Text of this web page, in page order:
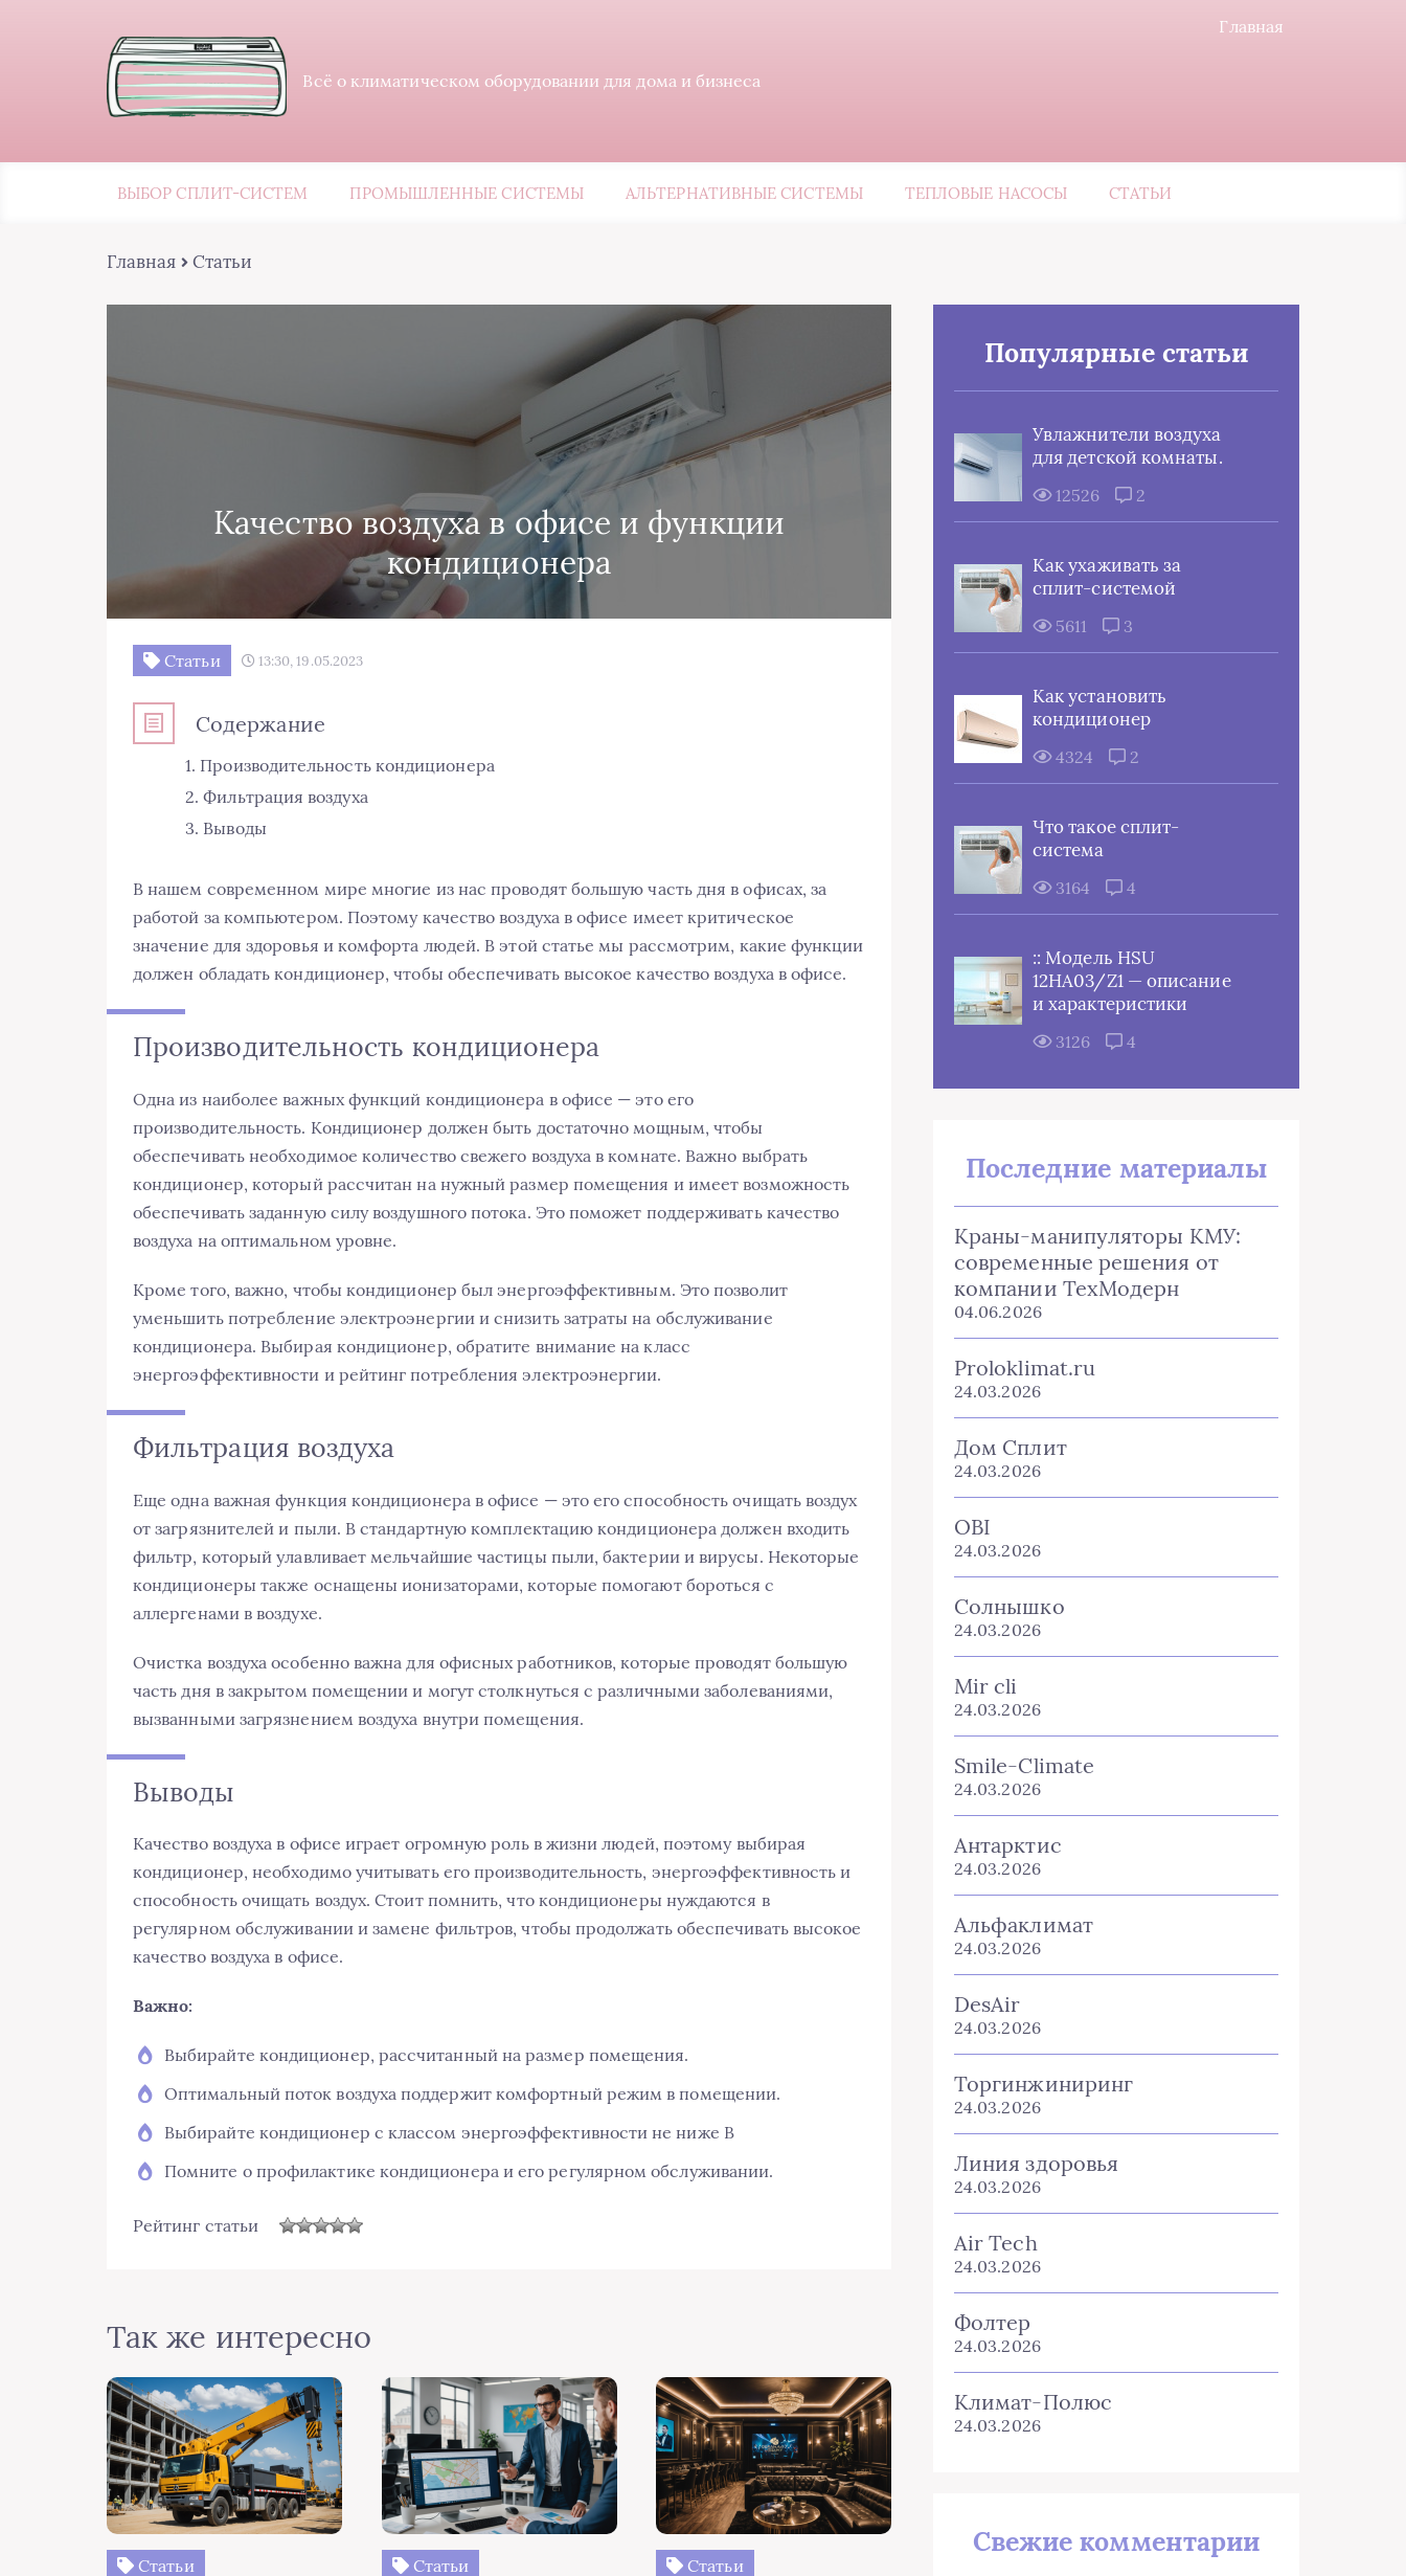
Главная
Всё о климатическом оборудовании для дома и бизнеса
ВЫБОР СПЛИТ-СИСТЕМ ПРОМЫШЛЕННЫЕ СИСТЕМЫ АЛЬТЕРНАТИВНЫЕ СИСТЕМЫ ТЕПЛОВЫЕ НАСОСЫ СТАТЬИ
Главная Статьи
Качество воздуха в офисе и функции
кондиционера
Статьи 13:30, 19.05.2023
Содержание
Производительность кондиционера
Фильтрация воздуха
Выводы
В нашем современном мире многие из нас проводят большую часть дня в офисах, за
работой за компьютером. Поэтому качество воздуха в офисе имеет критическое
значение для здоровья и комфорта людей. В этой статье мы рассмотрим, какие функции
должен обладать кондиционер, чтобы обеспечивать высокое качество воздуха в офисе.
Производительность кондиционера
Одна из наиболее важных функций кондиционера в офисе — это его
производительность. Кондиционер должен быть достаточно мощным, чтобы
обеспечивать необходимое количество свежего воздуха в комнате. Важно выбрать
кондиционер, который рассчитан на нужный размер помещения и имеет возможность
обеспечивать заданную силу воздушного потока. Это поможет поддерживать качество
воздуха на оптимальном уровне.
Кроме того, важно, чтобы кондиционер был энергоэффективным. Это позволит
уменьшить потребление электроэнергии и снизить затраты на обслуживание
кондиционера. Выбирая кондиционер, обратите внимание на класс
энергоэффективности и рейтинг потребления электроэнергии.
Фильтрация воздуха
Еще одна важная функция кондиционера в офисе — это его способность очищать воздух
от загрязнителей и пыли. В стандартную комплектацию кондиционера должен входить
фильтр, который улавливает мельчайшие частицы пыли, бактерии и вирусы. Некоторые
кондиционеры также оснащены ионизаторами, которые помогают бороться с
аллергенами в воздухе.
Очистка воздуха особенно важна для офисных работников, которые проводят большую
часть дня в закрытом помещении и могут столкнуться с различными заболеваниями,
вызванными загрязнением воздуха внутри помещения.
Выводы
Качество воздуха в офисе играет огромную роль в жизни людей, поэтому выбирая
кондиционер, необходимо учитывать его производительность, энергоэффективность и
способность очищать воздух. Стоит помнить, что кондиционеры нуждаются в
регулярном обслуживании и замене фильтров, чтобы продолжать обеспечивать высокое
качество воздуха в офисе.
Важно:
Выбирайте кондиционер, рассчитанный на размер помещения.
Оптимальный поток воздуха поддержит комфортный режим в помещении.
Выбирайте кондиционер с классом энергоэффективности не ниже B
Помните о профилактике кондиционера и его регулярном обслуживании.
Рейтинг статьи
Так же интересно
Статьи Статьи Статьи
Популярные статьи
Увлажнители воздуха
для детской комнаты.
12526 2
Как ухаживать за
сплит-системой
5611 3
Как установить
кондиционер
4324 2
Что такое сплит-
система
3164 4
:: Модель HSU
12HA03/Z1 — описание
и характеристики
3126 4
Последние материалы
Краны-манипуляторы КМУ:
современные решения от
компании ТехМодерн
04.06.2026
Proloklimat.ru
24.03.2026
Дом Сплит
24.03.2026
OBI
24.03.2026
Солнышко
24.03.2026
Mir cli
24.03.2026
Smile-Climate
24.03.2026
Антарктис
24.03.2026
Альфаклимат
24.03.2026
DesAir
24.03.2026
Торгинжиниринг
24.03.2026
Линия здоровья
24.03.2026
Air Tech
24.03.2026
Фолтер
24.03.2026
Климат-Полюс
24.03.2026
Свежие комментарии